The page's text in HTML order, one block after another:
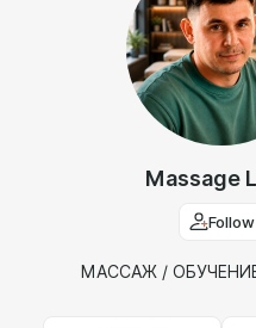
Massage
Follow
МАССАЖ /